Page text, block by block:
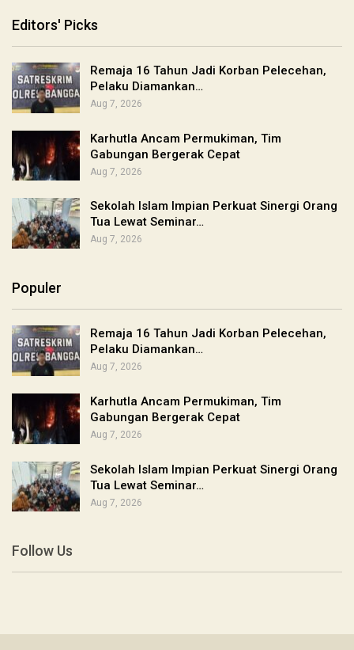
Editors' Picks
Remaja 16 Tahun Jadi Korban Pelecehan,
Pelaku Diamankan…
Aug 7, 2026
Karhutla Ancam Permukiman, Tim
Gabungan Bergerak Cepat
Aug 7, 2026
Sekolah Islam Impian Perkuat Sinergi Orang
Tua Lewat Seminar…
Aug 7, 2026
Populer
Remaja 16 Tahun Jadi Korban Pelecehan,
Pelaku Diamankan…
Aug 7, 2026
Karhutla Ancam Permukiman, Tim
Gabungan Bergerak Cepat
Aug 7, 2026
Sekolah Islam Impian Perkuat Sinergi Orang
Tua Lewat Seminar…
Aug 7, 2026
Follow Us